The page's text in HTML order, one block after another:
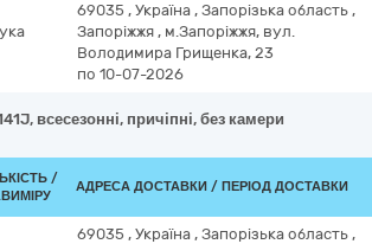
69035 , Україна , Запорізька область ,
Запоріжжя , м.Запоріжжя, вул.
Володимира Грищенка, 23
по 10-07-2026
всесезонні, причіпні, без камери
/
АДРЕСА ДОСТАВКИ / ПЕРІОД ДОСТАВКИ
69035 , Україна , Запорізька область ,